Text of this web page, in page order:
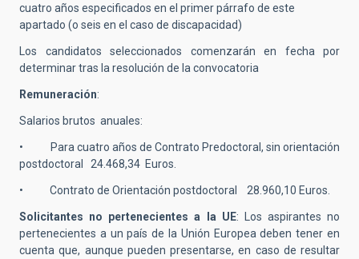
cuatro años especificados en el primer párrafo de este
apartado (o seis en el caso de discapacidad)
Los candidatos seleccionados comenzarán en fecha por
determinar tras la resolución de la convocatoria
Remuneración:
Salarios brutos anuales:
• Para cuatro años de Contrato Predoctoral, sin orientación
postdoctoral 24.468,34 Euros.
• Contrato de Orientación postdoctoral 28.960,10 Euros.
Solicitantes no pertenecientes a la UE: Los aspirantes no
pertenecientes a un país de la Unión Europea deben tener en
cuenta que, aunque pueden presentarse, en caso de resultar